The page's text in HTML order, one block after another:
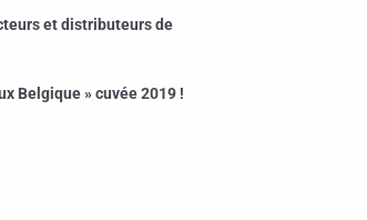
et distributeurs de
Belgique » cuvée 2019 !